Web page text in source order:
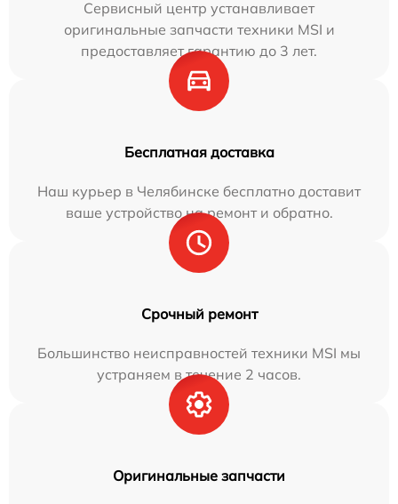
Сервисный центр устанавливает
оригинальные запчасти техники MSI и
предоставляет гарантию до 3 лет.
Бесплатная доставка
Наш курьер в Челябинске бесплатно доставит
ваше устройство на ремонт и обратно.
Срочный ремонт
Большинство неисправностей техники MSI мы
устраняем в течение 2 часов.
Оригинальные запчасти